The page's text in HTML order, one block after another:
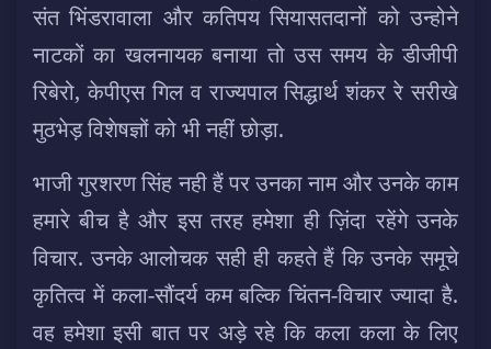
संत भिंडरावाला और कतिपय सियासतदानों को उन्होने
नाटकों का खलनायक बनाया तो उस समय के डीजीपी
रिबेरो, केपीएस गिल व राज्यपाल सिद्धार्थ शंकर रे सरीखे
मुठभेड़ विशेषज्ञों को भी नहीं छोड़ा.
भाजी गुरशरण सिंह नही हैं पर उनका नाम और उनके काम
हमारे बीच है और इस तरह हमेशा ही ज़िंदा रहेंगे उनके
विचार. उनके आलोचक सही ही कहते हैं कि उनके समूचे
कृतित्व में कला-सौंदर्य कम बल्कि चिंतन-विचार ज्यादा है.
वह हमेशा इसी बात पर अड़े रहे कि कला कला के लिए